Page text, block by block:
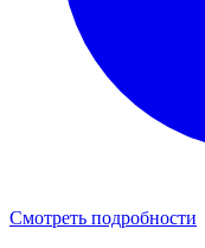
Смотреть подробности